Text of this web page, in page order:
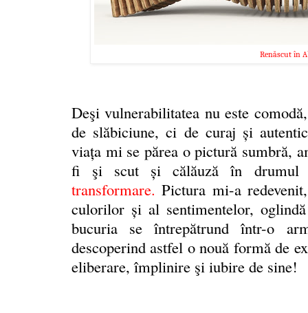
Renăscut în
Deşi vulnerabilitatea nu este
de slăbiciune, ci de curaj și
viața mi se părea o pictură sumbră,
fi şi scut și călăuză în drumul
transformare. Pictura mi-a
culorilor și al sentimentelor,
bucuria se întrepătrund într-o
descoperind astfel o nouă formă de
eliberare, împlinire şi iubire de sine!